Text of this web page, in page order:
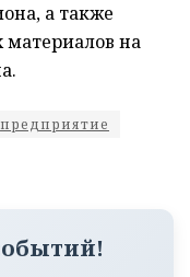
а также
на
предприятие